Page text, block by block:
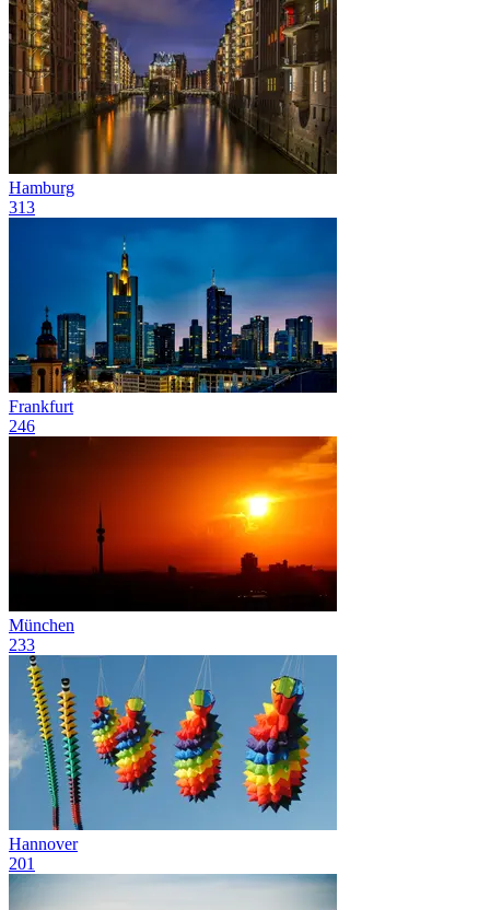
Hamburg
313
Frankfurt
246
München
233
Hannover
201